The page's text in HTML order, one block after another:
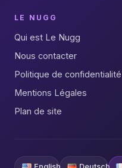
LE NUGG
Qui est Le Nugg
Nous contacter
Politique de confidentialité
Mentions Légales
Plan de site